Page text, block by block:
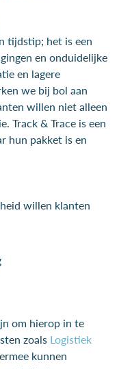
tijdstip; het is een
en onduidelijke
en lagere
we bij bol aan
willen niet alleen
Track & Trace is een
hun pakket is en
willen klanten
om hierop in te
zoals Logistiek
kunnen